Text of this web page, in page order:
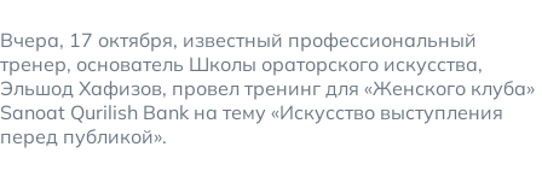
Вчера, 17 октября, известный профессиональный
тренер, основатель Школы ораторского искусства,
Эльшод Хафизов, провел тренинг для «Женского клуба»
Sanoat Qurilish Bank на тему «Искусство выступления
перед публикой».